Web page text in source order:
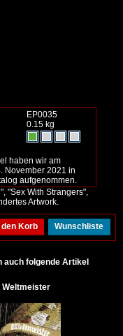
EP0035
0.15 kg
haben wir am
November 2021 in
aufgenommen.
"Sex With Strangers",
Artwork.
auch folgende Artikel
Weltmeister